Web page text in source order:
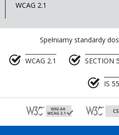
WCAG 2.1
Spełniamy standardy
WCAG 2.1 SECTION
IS